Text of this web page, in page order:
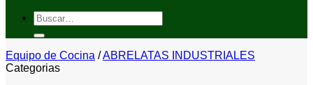
Buscar
por:
Equipo de Cocina /ABRELATAS INDUSTRIALES
Categorias